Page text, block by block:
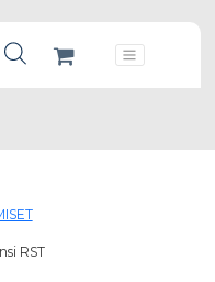
search
RST